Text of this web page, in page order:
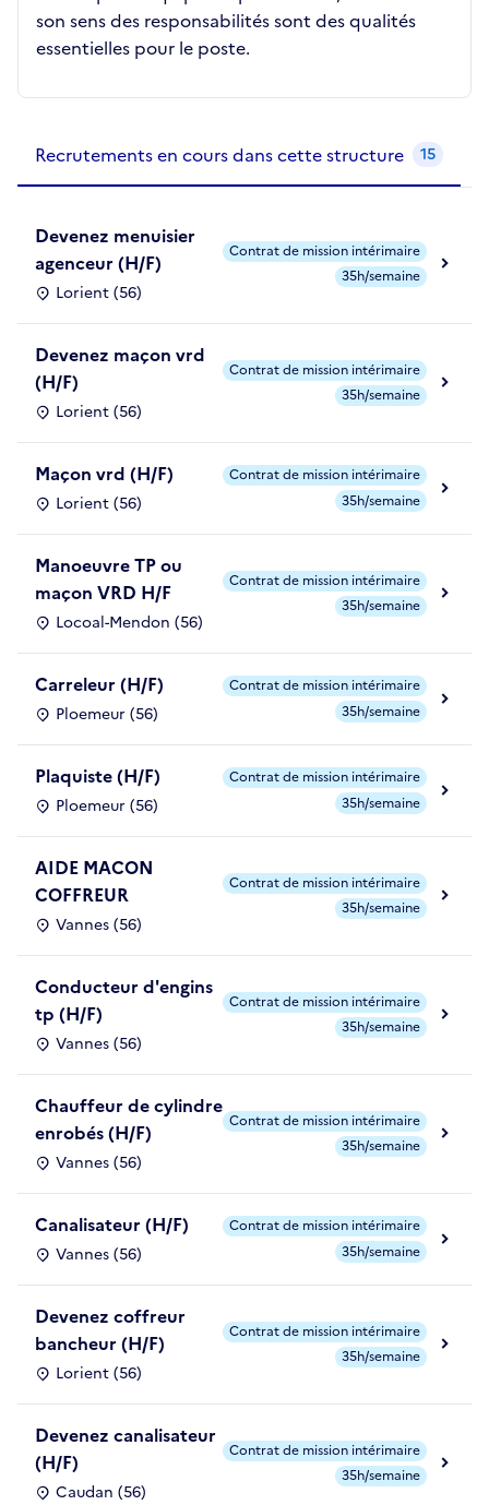
son sens des responsabilités sont des qualités
essentielles pour le poste.
Recrutements en cours dans cette structure 15
Devenez menuisier
agenceur (H/F)
Lorient (56)
Contrat de mission intérimaire
35h/semaine
Devenez maçon vrd
(H/F)
Lorient (56)
Contrat de mission intérimaire
35h/semaine
Maçon vrd (H/F)
Lorient (56)
Contrat de mission intérimaire
35h/semaine
Manoeuvre TP ou
maçon VRD H/F
Locoal-Mendon (56)
Contrat de mission intérimaire
35h/semaine
Carreleur (H/F)
Ploemeur (56)
Contrat de mission intérimaire
35h/semaine
Plaquiste (H/F)
Ploemeur (56)
Contrat de mission intérimaire
35h/semaine
AIDE MACON
COFFREUR
Vannes (56)
Contrat de mission intérimaire
35h/semaine
Conducteur d'engins
tp (H/F)
Vannes (56)
Contrat de mission intérimaire
35h/semaine
Chauffeur de cylindre
enrobés (H/F)
Vannes (56)
Contrat de mission intérimaire
35h/semaine
Canalisateur (H/F)
Vannes (56)
Contrat de mission intérimaire
35h/semaine
Devenez coffreur
bancheur (H/F)
Lorient (56)
Contrat de mission intérimaire
35h/semaine
Devenez canalisateur
(H/F)
Caudan (56)
Contrat de mission intérimaire
35h/semaine